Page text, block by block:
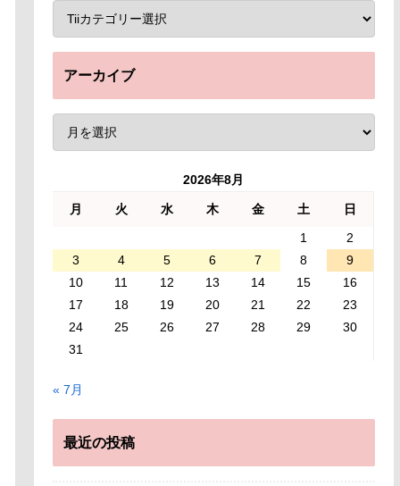
アーカイブ
2026年8月
月 火 水 木 金 土
日
1
2
3
4 5 6 7 8
9
10
11 12 13 14 15
16
17
18 19 20 21 22
23
24
25 26 27 28 29
30
31
« 7月
最近の投稿